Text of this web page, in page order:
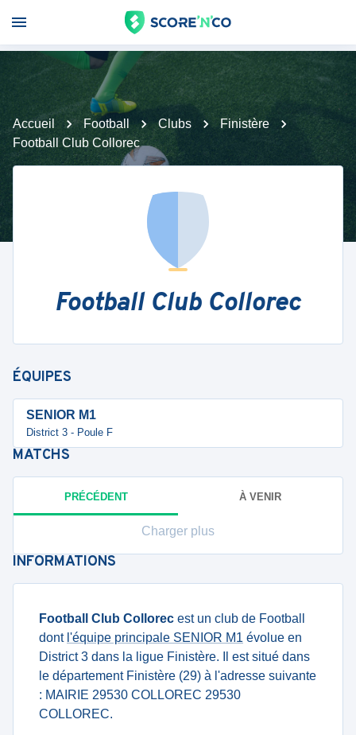
Accueil Football Clubs
Finistère
Football Club Collorec
Football Club Collorec
ÉQUIPES
SENIOR M1
District 3 - Poule F
MATCHS
PRÉCÉDENT À VENIR
Charger plus
INFORMATIONS
Football Club Collorec est un club de Football
dont l'équipe principale SENIOR M1 évolue en
District 3 dans la ligue Finistère. Il est situé dans
le département Finistère (29) à l'adresse suivante
: MAIRIE 29530 COLLOREC 29530
COLLOREC.